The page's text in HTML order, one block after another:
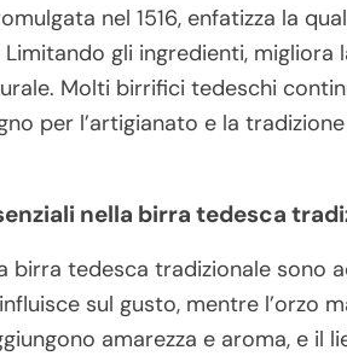
nel 1516, enfatizza la
gli ingredienti, migliora
Molti birrifici tedeschi
per l’artigianato e la
nella birra tedesca
birra tedesca tradizionale sono
sul gusto, mentre l’orzo
amarezza e aroma, e il